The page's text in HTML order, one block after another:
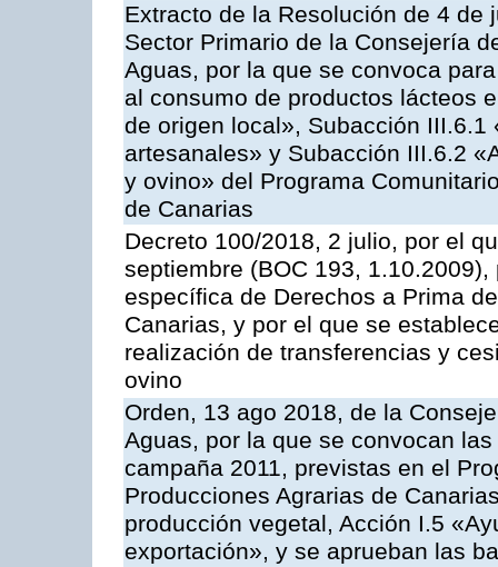
Extracto de la Resolución de 4
Sector Primario de la Consejería
Aguas, por la que se convoca
al consumo de productos lácteos
de origen local», Subacción
artesanales» y Subacción III.6.2
y ovino» del Programa
de Canarias
Decreto 100/2018, 2 julio, por el
septiembre (BOC 193,
específica de Derechos a Prima
Canarias, y por el que se
realización de transferencias y
ovino
Orden, 13 ago 2018, de la
Aguas, por la que se convocan
campaña 2011, previstas en el
Producciones Agrarias de
producción vegetal, Acción I.5
exportación», y se aprueban las